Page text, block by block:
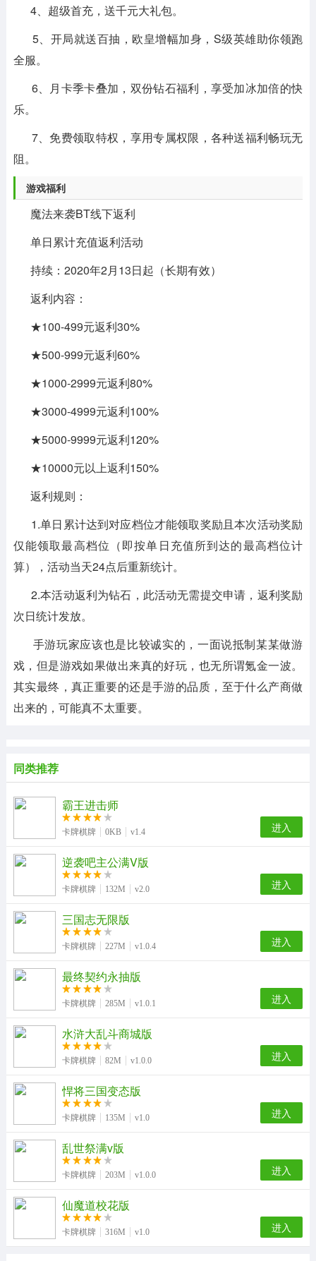
4、超级首充，送千元大礼包。
5、开局就送百抽，欧皇增幅加身，S级英雄助你领跑
全服。
6、月卡季卡叠加，双份钻石福利，享受加冰加倍的快
乐。
7、免费领取特权，享用专属权限，各种送福利畅玩无
阻。
游戏福利
魔法来袭BT线下返利
单日累计充值返利活动
持续：2020年2月13日起（长期有效）
返利内容：
★100-499元返利30%
★500-999元返利60%
★1000-2999元返利80%
★3000-4999元返利100%
★5000-9999元返利120%
★10000元以上返利150%
返利规则：
1.单日累计达到对应档位才能领取奖励且本次活动奖励
仅能领取最高档位（即按单日充值所到达的最高档位计
算），活动当天24点后重新统计。
2.本活动返利为钻石，此活动无需提交申请，返利奖励
次日统计发放。
手游玩家应该也是比较诚实的，一面说抵制某某做游
戏，但是游戏如果做出来真的好玩，也无所谓氪金一波。
其实最终，真正重要的还是手游的品质，至于什么产商做
出来的，可能真不太重要。
同类推荐
霸王进击师
卡牌棋牌 0KB v1.4 进入
逆袭吧主公满V版
卡牌棋牌 132M v2.0 进入
三国志无限版
卡牌棋牌 227M v1.0.4 进入
最终契约永抽版
卡牌棋牌 285M v1.0.1 进入
水浒大乱斗商城版
卡牌棋牌 82M v1.0.0 进入
悍将三国变态版
卡牌棋牌 135M v1.0 进入
乱世祭满v版
卡牌棋牌 203M v1.0.0 进入
仙魔道校花版
卡牌棋牌 316M v1.0 进入